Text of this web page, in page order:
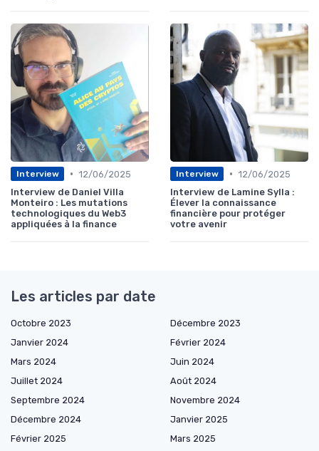
Interview • 12/06/2025
Interview de Daniel Villa
Monteiro : Les mutations
technologiques du Web3
appliquées à la finance
Interview • 12/06/2025
Interview de Lamine Sylla :
Élever la connaissance
financière pour protéger
votre avenir
Les articles par date
Octobre 2023
Décembre 2023
Janvier 2024
Février 2024
Mars 2024
Juin 2024
Juillet 2024
Août 2024
Septembre 2024
Novembre 2024
Décembre 2024
Janvier 2025
Février 2025
Mars 2025